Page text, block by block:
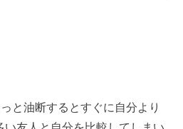
と油断するとすぐに自分より